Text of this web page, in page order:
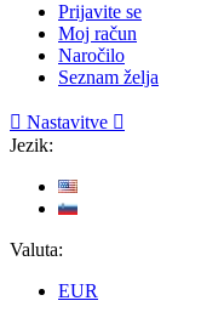
Prijavite se
Moj račun
Naročilo
Seznam želja
 Nastavitve 
Jezik:
Valuta:
EUR